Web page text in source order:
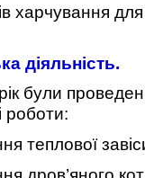
харчування
діяльність.
були
роботи:
теплової
дров’яного